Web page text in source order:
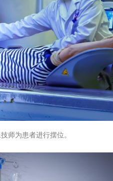
师为患者进行摆位。